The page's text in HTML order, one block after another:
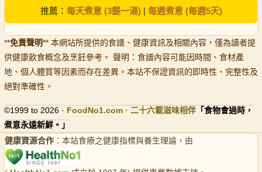
推薦： 每天煮意 (3餸一湯)| 每週煮意 (每週5天)
**免責聲明** 本網站所提供的食譜、健康資訊及相關內容，僅為讀者提
供健康飲食概念及烹飪參考。 聲明：食譜內容可能因時間、食材產
地、個人體質等因素而存在差異。本站不保證資訊的即時性、完整性及
絕對準確性。
©1999 to 2026 · FoodNo1.com · 二十六載滋味相伴 「食物會過時，
煮意永遠新鮮。」
健康資源合作 ：本站食療之健康指標與養生理論，由